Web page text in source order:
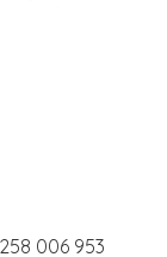
006 953